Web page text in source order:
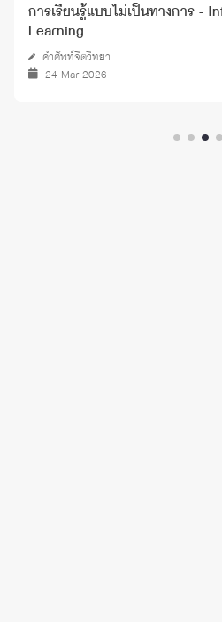
การเรียนรู้แบบไม่เป็นทางการ -
Learning
คำศัพท์จิตวิทยา
24 Mar 2026